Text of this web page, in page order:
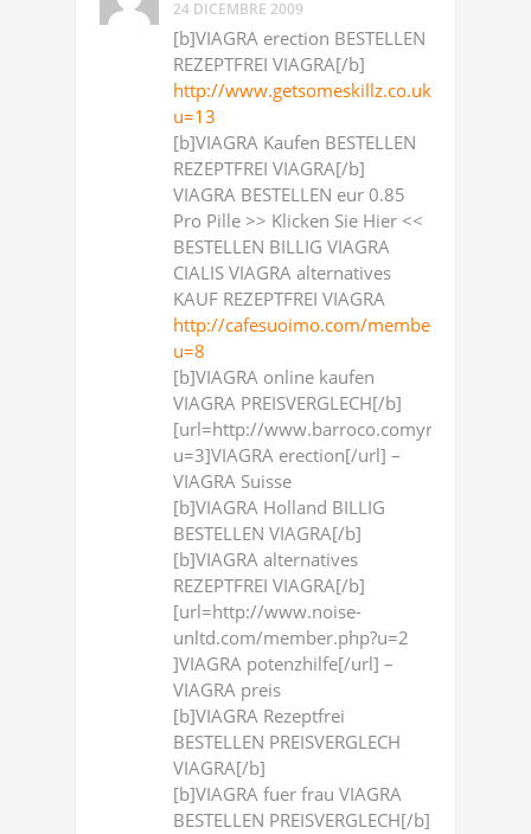
24 DICEMBRE 2009
[b]VIAGRA erection BESTELLEN
REZEPTFREI VIAGRA[/b]
http://www.getsomeskillz.co.uk/forum/
u=13
[b]VIAGRA Kaufen BESTELLEN
REZEPTFREI VIAGRA[/b]
VIAGRA BESTELLEN eur 0.85
Pro Pille >> Klicken Sie Hier <<
BESTELLEN BILLIG VIAGRA
CIALIS VIAGRA alternatives
KAUF REZEPTFREI VIAGRA
http://cafesuoimo.com/member.php?
u=8
[b]VIAGRA online kaufen
VIAGRA PREISVERGLECH[/b]
[url=http://www.barroco.comyr.com/
u=3]VIAGRA erection[/url] –
VIAGRA Suisse
[b]VIAGRA Holland BILLIG
BESTELLEN VIAGRA[/b]
[b]VIAGRA alternatives
REZEPTFREI VIAGRA[/b]
[url=http://www.noise-
unltd.com/member.php?u=2
]VIAGRA potenzhilfe[/url] –
VIAGRA preis
[b]VIAGRA Rezeptfrei
BESTELLEN PREISVERGLECH
VIAGRA[/b]
[b]VIAGRA fuer frau VIAGRA
BESTELLEN PREISVERGLECH[/b]